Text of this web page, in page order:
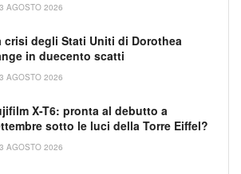
3 AGOSTO 2026
crisi degli Stati Uniti di Dorothea
in duecento scatti
3 AGOSTO 2026
X-T6: pronta al debutto a
sotto le luci della Torre Eiffel?
3 AGOSTO 2026